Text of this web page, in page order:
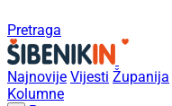
Pretraga
Najnovije Vijesti Županija
Kolumne